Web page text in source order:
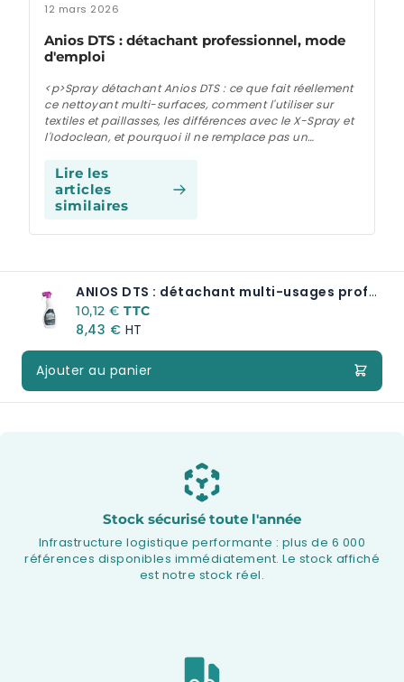
12 mars 2026
Anios DTS : détachant professionnel, mode
d'emploi
<p>Spray détachant Anios DTS : ce que fait réellement
ce nettoyant multi-surfaces, comment l'utiliser sur
textiles et paillasses, les différences avec le X-Spray et
l'Iodoclean, et pourquoi il ne remplace pas un
Lire les
articles
similaires
ANIOS DTS : détachant multi-usages professionnel pour surfaces lavables en milieu médical
10,12 €
8,43 €
Ajouter au panier
Stock sécurisé toute l'année
Infrastructure logistique performante : plus de 6 000
références disponibles immédiatement. Le stock affiché
est notre stock réel.